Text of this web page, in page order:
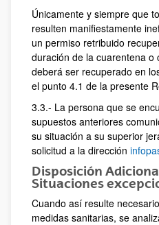
Únicamente y siempre que
resulten manifiestamente
un permiso retribuido
duración de la cuarentena o
deberá ser recuperado en
el punto 4.1 de la presente
3.3.- La persona que se
supuestos anteriores
su situación a su superior
solicitud a la dirección
Disposición
Situaciones
Cuando así resulte
medidas sanitarias, se